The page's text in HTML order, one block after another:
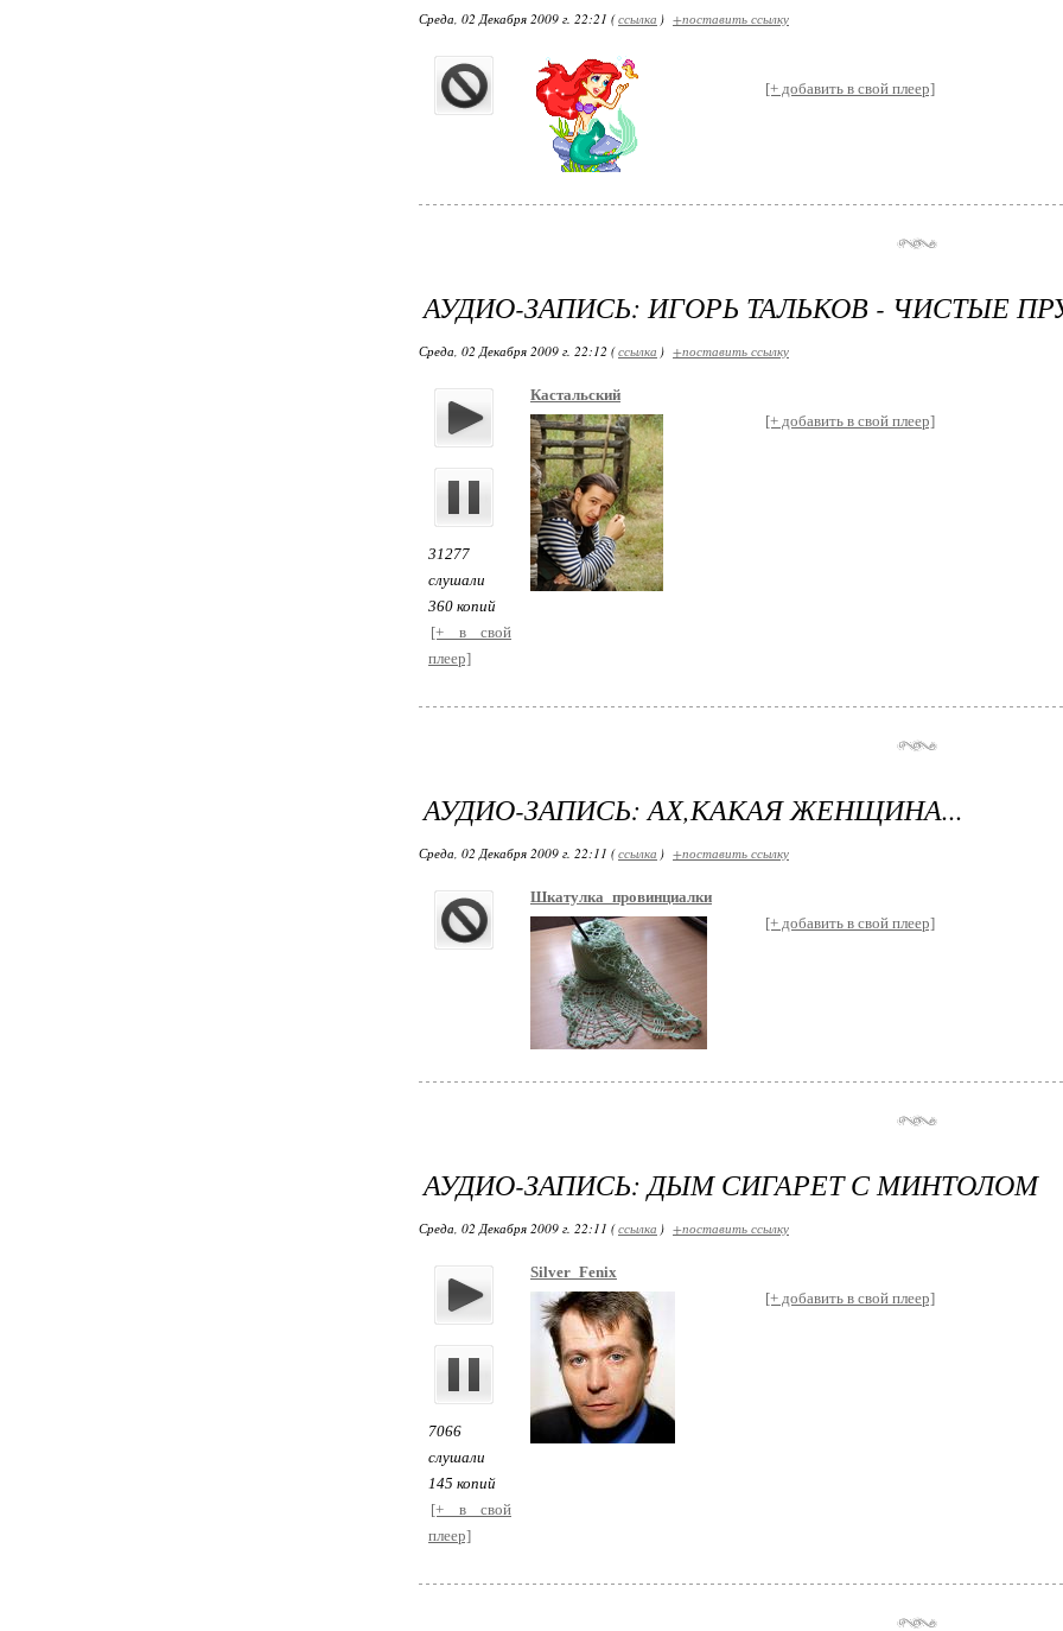
Среда, 02 Декабря 2009 г. 22:21 (ссылка ) +поставить ссылку
[+ добавить в свой плеер]
АУДИО-ЗАПИСЬ: ИГОРЬ ТАЛЬКОВ - ЧИСТЫЕ
Среда, 02 Декабря 2009 г. 22:12 (ссылка ) +поставить ссылку
31277
слушали
360 копий
[+ в свой
плеер]
Кастальский
[+ добавить в свой плеер]
АУДИО-ЗАПИСЬ: АХ,КАКАЯ ЖЕНЩИНА...
Среда, 02 Декабря 2009 г. 22:11 (ссылка ) +поставить ссылку
Шкатулка_провинциалки
[+ добавить в свой плеер]
АУДИО-ЗАПИСЬ: ДЫМ СИГАРЕТ С МИНТОЛОМ
Среда, 02 Декабря 2009 г. 22:11 (ссылка ) +поставить ссылку
7066
слушали
145 копий
[+ в свой
плеер]
Silver_Fenix
[+ добавить в свой плеер]